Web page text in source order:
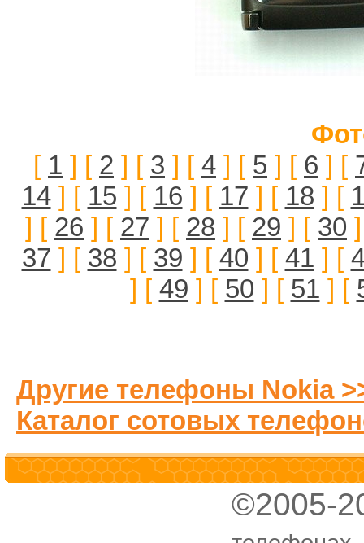
[ 1 ] [ 2 ] [ 3 ] [ 4 ] [ 5 ] [ 6 ] [
14] [ 15 ] [ 16 ] [ 17 ] [ 18 ] [
] [ 26 ] [ 27 ] [ 28 ] [ 29 ] [ 30
37 ] [ 38 ] [ 39 ] [ 40 ] [ 41 ] [
] [ 49 ] [ 50 ] [ 51 ] [
Другие телефоны Nokia
Каталог сотовых
©2005-